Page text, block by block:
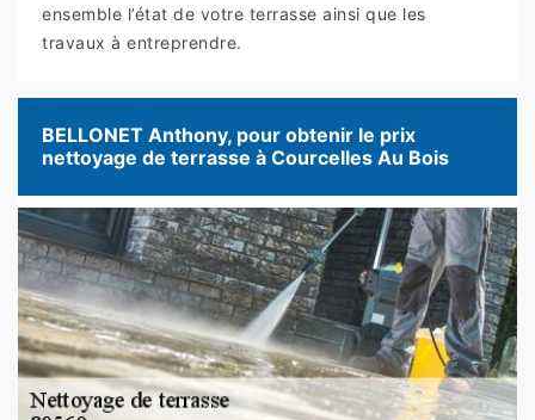
ensemble l’état de votre terrasse ainsi que les
travaux à entreprendre.
BELLONET Anthony, pour obtenir le prix
nettoyage de terrasse à Courcelles Au Bois